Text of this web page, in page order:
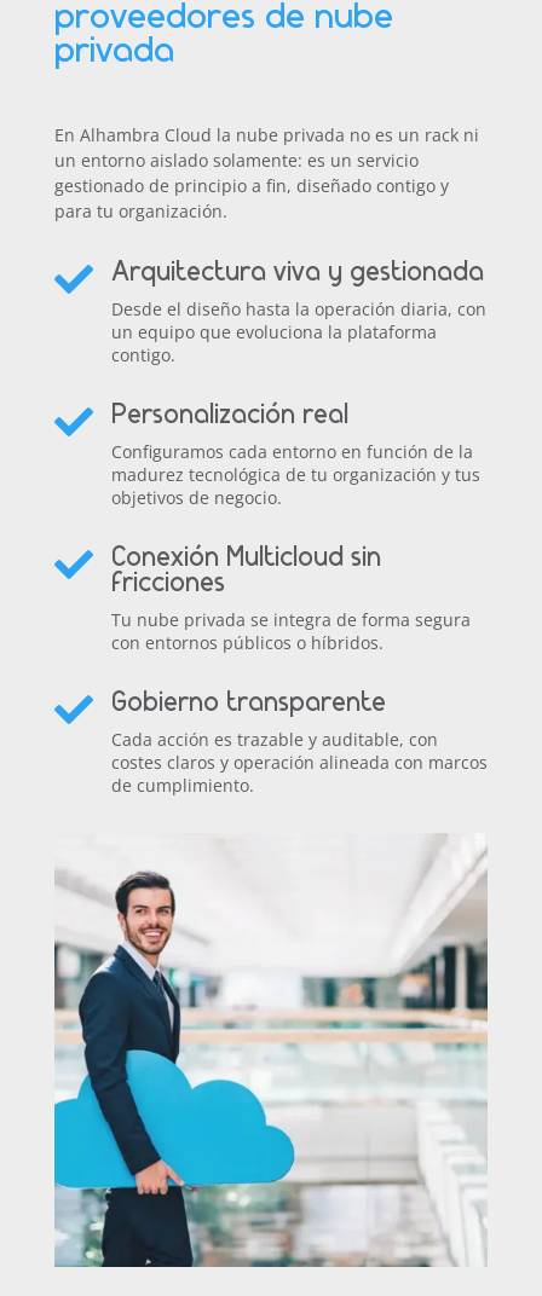
proveedores de nube
privada
En Alhambra Cloud la nube privada no es un rack ni
un entorno aislado solamente: es un servicio
gestionado de principio a fin, diseñado contigo y
para tu organización.
 Arquitectura viva y gestionada
Desde el diseño hasta la operación diaria, con
un equipo que evoluciona la plataforma
contigo.
 Personalización real
Configuramos cada entorno en función de la
madurez tecnológica de tu organización y tus
objetivos de negocio.
 Conexión Multicloud sin
fricciones
Tu nube privada se integra de forma segura
con entornos públicos o híbridos.
 Gobierno transparente
Cada acción es trazable y auditable, con
costes claros y operación alineada con marcos
de cumplimiento.